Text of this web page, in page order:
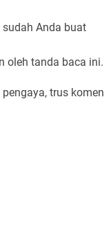
Anda buat
oleh tanda baca ini.
trus komen